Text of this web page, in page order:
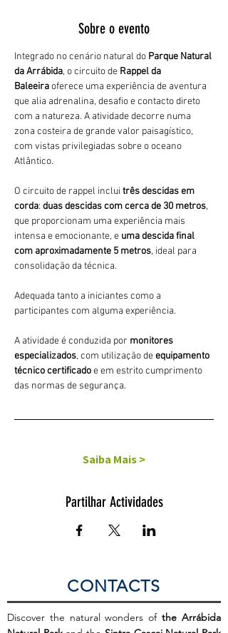
Sobre o evento
Integrado no cenário natural do Parque Natural
da Arrábida, o circuito de Rappel da
Baleeira oferece uma experiência de aventura
que alia adrenalina, desafio e contacto direto
com a natureza. A atividade decorre numa
zona costeira de grande valor paisagístico,
com vistas privilegiadas sobre o oceano
Atlântico.
O circuito de rappel inclui três descidas em
corda: duas descidas com cerca de 30 metros,
que proporcionam uma experiência mais
intensa e emocionante, e uma descida final
com aproximadamente 5 metros, ideal para
consolidação da técnica.
Adequada tanto a iniciantes como a
participantes com alguma experiência.
A atividade é conduzida por monitores
especializados, com utilização de equipamento
técnico certificado e em estrito cumprimento
das normas de segurança.
Saiba Mais >
Partilhar Actividades
CONTACTS
Discover the natural wonders ofthe Arrábida